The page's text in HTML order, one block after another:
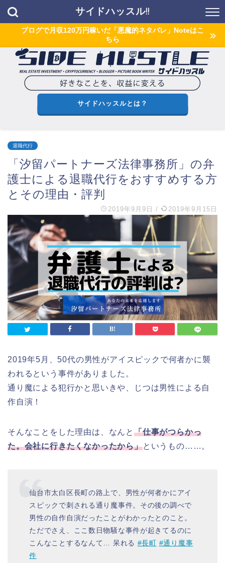
サイドハッスル!!
ブログで月収120万円稼いだ「悪魔的ネタバレ」Noteはこ
ちら
サイドハッスルとは？
退職代行
「汐留パートナーズ法律事務所」の弁
護士による退職代行をおすすめする方
とその理由・評判
2019年9月9日 / 2019年9月15日
2019年5月、50代の男性がアイスピックで何者かに襲
われるという事件がありました。
通り魔による犯行かと思いきや、じつは男性による自
作自演！
そんなことをした理由は、なんと 「仕事がつらかっ
た。会社に行きたくなかったから」というもの……。
仙台市太白区長町の路上で、男性が何者かにアイ
スピックで刺される通り魔事件。その後の調べで
男性の自作自演だったことがわかったとのこと。
ただでさえ、ここ数日物騒な事件が起きてるのに
こんなことするなんて… 呆れる #長町 #通り魔事
件